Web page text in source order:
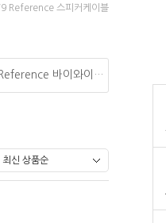
Reference 스피커케이블
GS#79Reference 바이와이어링 스피커케이블